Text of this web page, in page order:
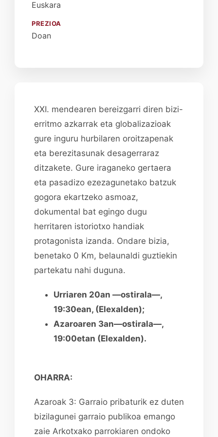
XXI. mendearen bereizgarri diren bizi-
erritmo azkarrak eta globalizazioak
gure inguru hurbilaren oroitzapenak
eta berezitasunak desagerraraz
ditzakete. Gure iraganeko gertaera
eta pasadizo ezezagunetako batzuk
gogora ekartzeko asmoaz,
dokumental bat egingo dugu
herritaren istoriotxo handiak
protagonista izanda. Ondare bizia,
benetako 0 Km, belaunaldi guztiekin
partekatu nahi duguna.
Urriaren 20an —ostirala—,
19:30ean, (Elexalden);
Azaroaren 3an—ostirala—,
19:00etan (Elexalden).
OHARRA:
Azaroak 3: Garraio pribaturik ez duten
bizilagunei garraio publikoa emango
zaie Arkotxako parrokiaren ondoko
Euskara
PREZIOA
Doan